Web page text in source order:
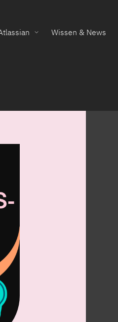
Wissen & News